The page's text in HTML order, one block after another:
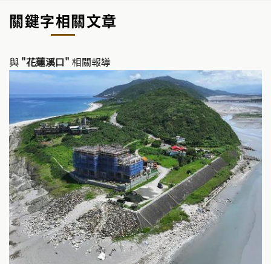
關鍵字相關文章
與 "花蓮溪口" 相關報導